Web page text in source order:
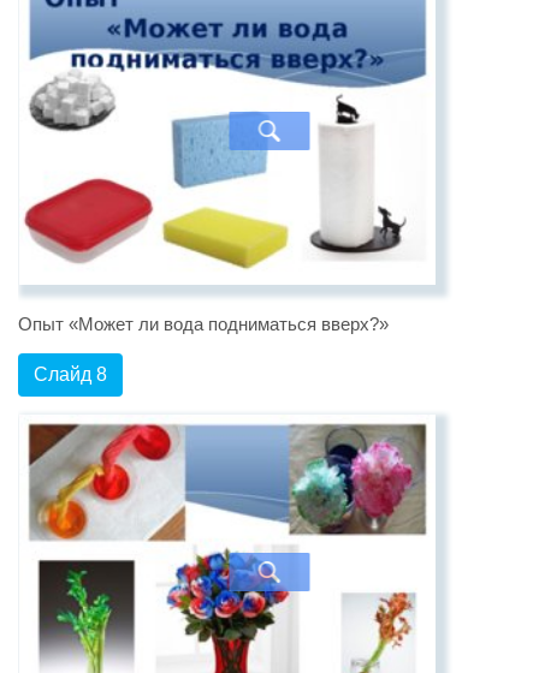
Опыт «Может ли вода подниматься вверх?»
Слайд 8